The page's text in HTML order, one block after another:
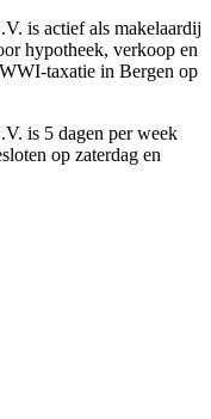
is actief als makelaardij
hypotheek, verkoop en
taxatie in Bergen op
is 5 dagen per week
op zaterdag en